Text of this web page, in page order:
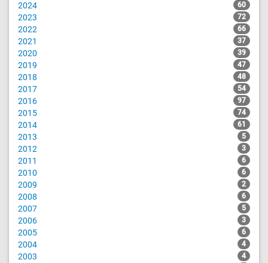
2024 60
2023 72
2022 66
2021 37
2020 39
2019 47
2018 48
2017 54
2016 97
2015 74
2014 61
2013 5
2012 3
2011 6
2010 6
2009 2
2008 6
2007 5
2006 3
2005 6
2004 4
2003 4